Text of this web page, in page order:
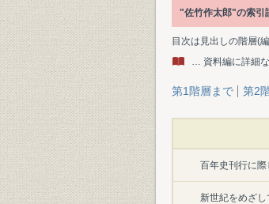
"佐竹作太郎"の索引
目次は見出しの階層(
… 資料編に詳細な
第1階層まで 第2
百年史刊行に
新世紀をめざ